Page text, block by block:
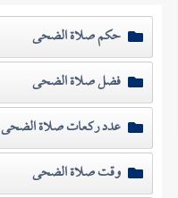
حكم صلاة الضحى
فضل صلاة الضحى
عدد ركعات صلاة الضحى
وقت صلاة الضحى